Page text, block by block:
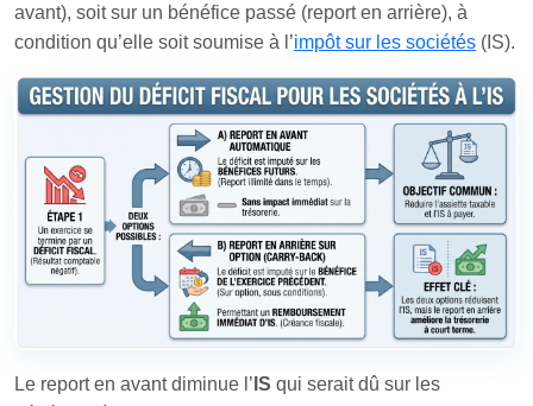
avant), soit sur un bénéfice passé (report en arrière), à
condition qu’elle soit soumise à l’impôt sur les sociétés (IS).
Le report en avant diminue l’ IS qui serait dû sur les